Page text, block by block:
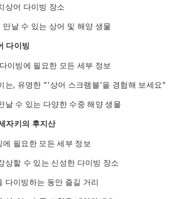
상어 다이빙 장소
만날 수 있는 상어 및 해양 생물
다이빙
이빙에 필요한 모든 세부 정보
는, 유명한 "'상어 스크램블'을 경험해 보세요"
날 수 있는 다양한 수중 해양 생물
자키의 후지산
에 필요한 모든 세부 정보
상할 수 있는 신성한 다이빙 장소
다이빙하는 동안 즐길 거리